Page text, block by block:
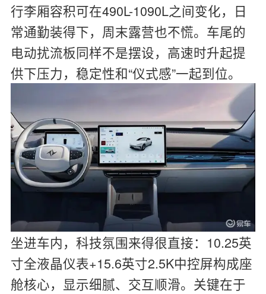
行李厢容积可在490L-1090L之间变化，日
常通勤装得下，周末露营也不慌。车尾的
电动扰流板同样不是摆设，高速时升起提
供下压力，稳定性和“仪式感”一起到位。
坐进车内，科技氛围来得很直接：10.25英
寸全液晶仪表+15.6英寸2.5K中控屏构成座
舱核心，显示细腻、交互顺滑。关键在于